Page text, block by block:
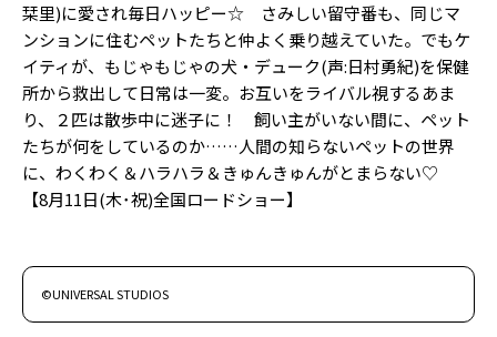
栞里)に愛され毎日ハッピー☆ さみしい留守番も、同じマ
ンションに住むペットたちと仲よく乗り越えていた。でもケ
イティが、もじゃもじゃの犬・デューク(声:日村勇紀)を保健
所から救出して日常は一変。お互いをライバル視するあま
り、２匹は散歩中に迷子に！ 飼い主がいない間に、ペット
たちが何をしているのか……人間の知らないペットの世界
に、わくわく＆ハラハラ＆きゅんきゅんがとまらない♡
【8月11日(木･祝)全国ロードショー】
©UNIVERSAL STUDIOS